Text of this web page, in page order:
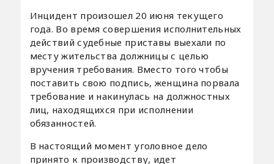
Инцидент произошел 20 июня текущего
года. Во время совершения исполнительных
действий судебные приставы выехали по
месту жительства должницы с целью
вручения требования. Вместо того чтобы
поставить свою подпись, женщина порвала
требование и накинулась на должностных
лиц, находящихся при исполнении
обязанностей.
В настоящий момент уголовное дело
принято к производству, идет